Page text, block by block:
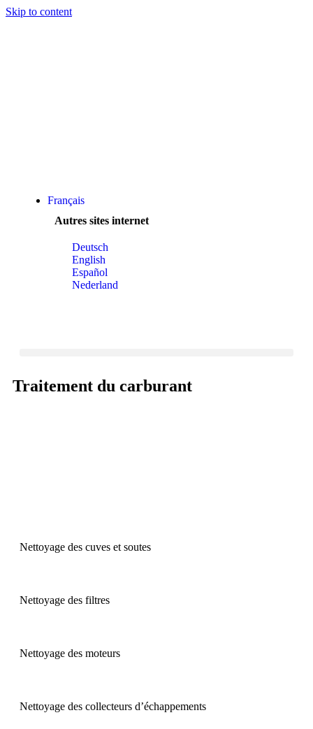
Skip to content
Français
Autres sites internet
Deutsch
English
Español
Nederland
Traitement du carburant
Nettoyage des cuves et soutes
Nettoyage des filtres
Nettoyage des moteurs
Nettoyage des collecteurs d’échappements